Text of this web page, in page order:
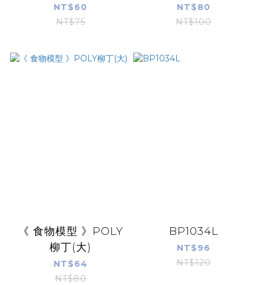
NT$60
NT$75
NT$80
NT$100
《 食物模型 》POLY
柳丁(大)
NT$64
NT$80
BP1034L
NT$96
NT$120